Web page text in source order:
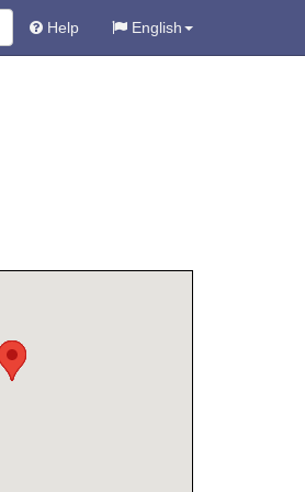
Help English